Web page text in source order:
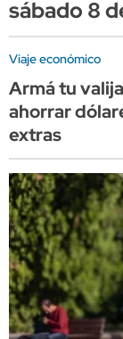
sábado 8
Viaje económico
Armá tu
ahorrar
extras